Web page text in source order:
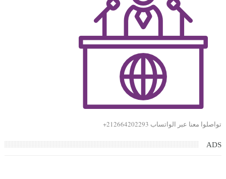
تواصلوا معنا عبر الواتساب 212664202293+
ADS